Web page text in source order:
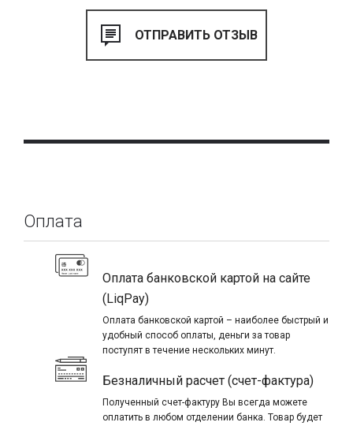
Оплата
Оплата банковской картой на сайте
(LiqPay)
Оплата банковской картой – наиболее быстрый и
удобный способ оплаты, деньги за товар
поступят в течение нескольких минут.
Безналичный расчет (счет-фактура)
Полученный счет-фактуру Вы всегда можете
оплатить в любом отделении банка. Товар будет